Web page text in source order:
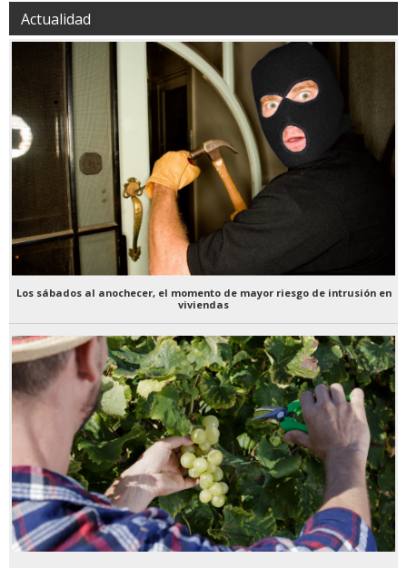
Actualidad
Los sábados al anochecer, el momento de mayor riesgo de intrusión en
viviendas